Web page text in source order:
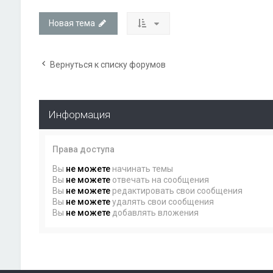
Новая тема
Вернуться к списку форумов
Информация
Права доступа
Вы не можетеначинать темы
Вы не можетеотвечать на сообщения
Вы не можетередактировать свои сообщения
Вы не можетеудалять свои сообщения
Вы не можетедобавлять вложения